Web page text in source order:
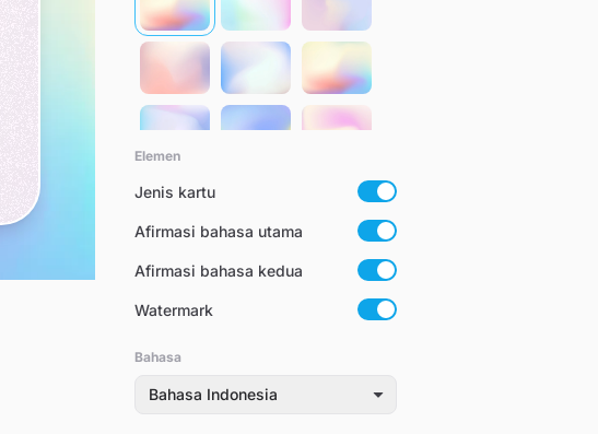
Elemen
Jenis kartu
Afirmasi bahasa utama
Afirmasi bahasa kedua
Watermark
Bahasa
Bahasa Indonesia